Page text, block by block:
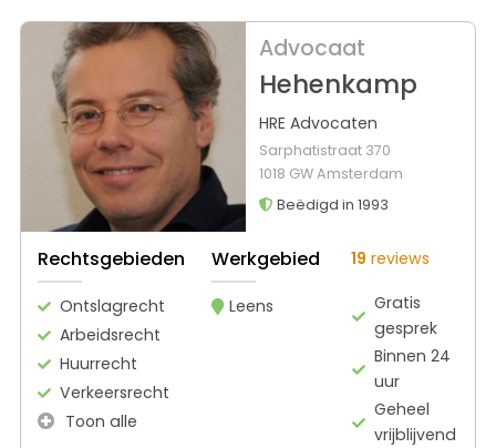
Advocaat
Hehenkamp
HRE Advocaten
Sarphatistraat 370
1018 GW Amsterdam
Beëdigd in 1993
Rechtsgebieden
Ontslagrecht
Arbeidsrecht
Huurrecht
Verkeersrecht
Toon alle
Werkgebied
Leens
19 reviews
Gratis
gesprek
Binnen 24
uur
Geheel
vrijblijvend